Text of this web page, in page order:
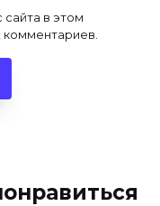
в этом
комментариев.